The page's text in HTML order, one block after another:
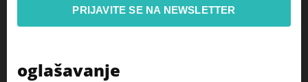
PRIJAVITE SE NA NEWSLETTER
oglašavanje